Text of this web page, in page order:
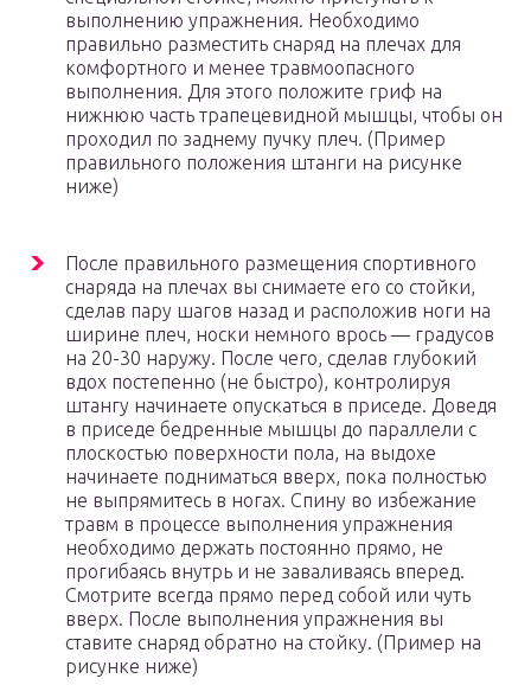
выполнению упражнения. Необходимо
правильно разместить снаряд на плечах для
комфортного и менее травмоопасного
выполнения. Для этого положите гриф на
нижнюю часть трапецевидной мышцы, чтобы он
проходил по заднему пучку плеч. (Пример
правильного положения штанги на рисунке
ниже)
После правильного размещения спортивного
снаряда на плечах вы снимаете его со стойки,
сделав пару шагов назад и расположив ноги на
ширине плеч, носки немного врось — градусов
на 20-30 наружу. После чего, сделав глубокий
вдох постепенно (не быстро), контролируя
штангу начинаете опускаться в приседе. Доведя
в приседе бедренные мышцы до параллели с
плоскостью поверхности пола, на выдохе
начинаете подниматься вверх, пока полностью
не выпрямитесь в ногах. Спину во избежание
травм в процессе выполнения упражнения
необходимо держать постоянно прямо, не
прогибаясь внутрь и не заваливаясь вперед.
Смотрите всегда прямо перед собой или чуть
вверх. После выполнения упражнения вы
ставите снаряд обратно на стойку. (Пример на
рисунке ниже)